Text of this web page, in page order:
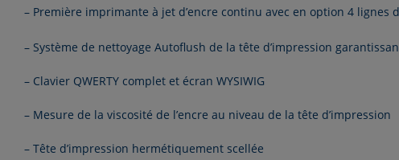
– Première imprimante à jet d’encre continu avec en option 4 lignes
– Système de nettoyage Autoflush de la tête d’impression
– Clavier QWERTY complet et écran WYSIWIG
– Mesure de la viscosité de l’encre au niveau de la tête d’impression
– Tête d’impression hermétiquement scellée